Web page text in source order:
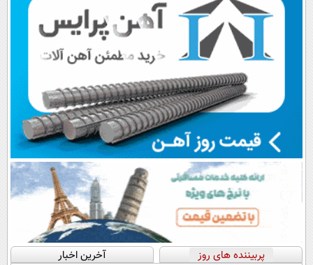
پربیننده های روز آخرین اخبار